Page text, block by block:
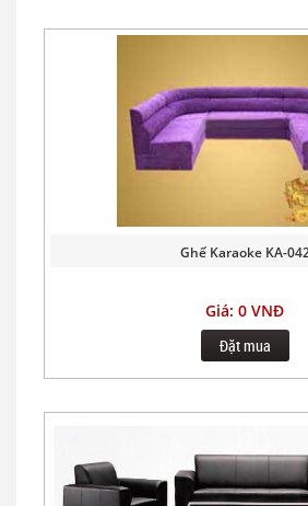
Ghế Karaoke KA-
Giá: 0 VNĐ
Đặt mua